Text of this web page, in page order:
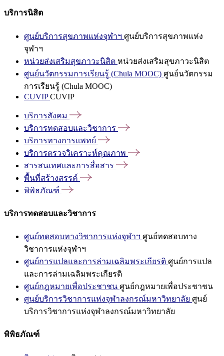
บริการนิสิต
ศูนย์บริการสุขภาพแห่งจุฬาฯ ศูนย์บริการสุขภาพแห่ง
จุฬาฯ
หน่วยส่งเสริมสุขภาวะนิสิต หน่วยส่งเสริมสุขภาวะนิสิต
ศูนย์นวัตกรรมการเรียนรู้ (Chula MOOC) ศูนย์นวัตกรรม
การเรียนรู้ (Chula MOOC)
CUVIPCUVIP
บริการสังคม
บริการทดสอบและวิชาการ
บริการทางการแพทย์
บริการตรวจวิเคราะห์คุณภาพ
สารสนเทศและการสื่อสาร
พื้นที่สร้างสรรค์
พิพิธภัณฑ์
บริการทดสอบและวิชาการ
ศูนย์ทดสอบทางวิชาการแห่งจุฬาฯ ศูนย์ทดสอบทาง
วิชาการแห่งจุฬาฯ
ศูนย์การแปลและการล่ามเฉลิมพระเกียรติ ศูนย์การแปล
และการล่ามเฉลิมพระเกียรติ
ศูนย์กฎหมายเพื่อประชาชน ศูนย์กฎหมายเพื่อประชาชน
ศูนย์บริการวิชาการแห่งจุฬาลงกรณ์มหาวิทยาลัย ศูนย์
บริการวิชาการแห่งจุฬาลงกรณ์มหาวิทยาลัย
พิพิธภัณฑ์